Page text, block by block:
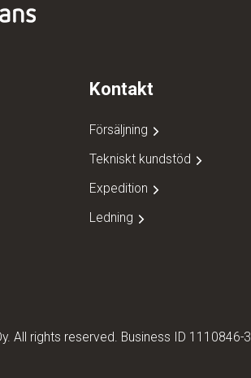
Kontakt
Försäljning
Tekniskt kundstöd
Expedition
Ledning
All rights reserved. Business ID 1110846-3